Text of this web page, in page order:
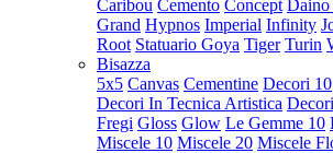
Caribou Cemento Concept
Grand Hypnos Imperial Infinity
Root Statuario Goya Tiger Turin
Bisazza
5x5 Canvas Cementine Decori 10
Decori In Tecnica Artistica
Fregi Gloss Glow Le Gemme 10
Miscele 10 Miscele 20 Miscele